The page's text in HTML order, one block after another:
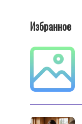
Избранное